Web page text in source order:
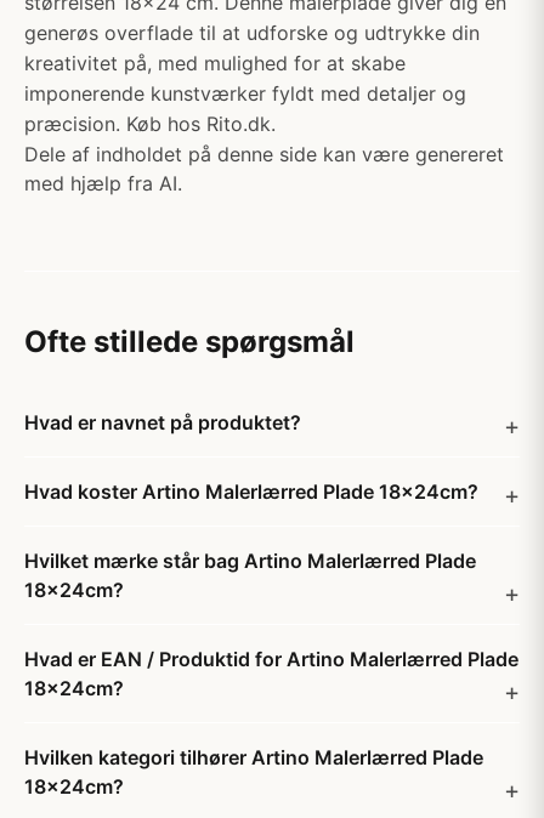
generøs overflade til at udforske og udtrykke din
kreativitet på, med mulighed for at skabe
imponerende kunstværker fyldt med detaljer og
præcision. Køb hos Rito.dk.
Dele af indholdet på denne side kan være genereret
med hjælp fra AI.
Ofte stillede spørgsmål
Hvad er navnet på produktet?
Hvad koster Artino Malerlærred Plade 18x24cm?
Hvilket mærke står bag Artino Malerlærred Plade
18x24cm?
Hvad er EAN / Produktid for Artino Malerlærred Plade
18x24cm?
Hvilken kategori tilhører Artino Malerlærred Plade
18x24cm?